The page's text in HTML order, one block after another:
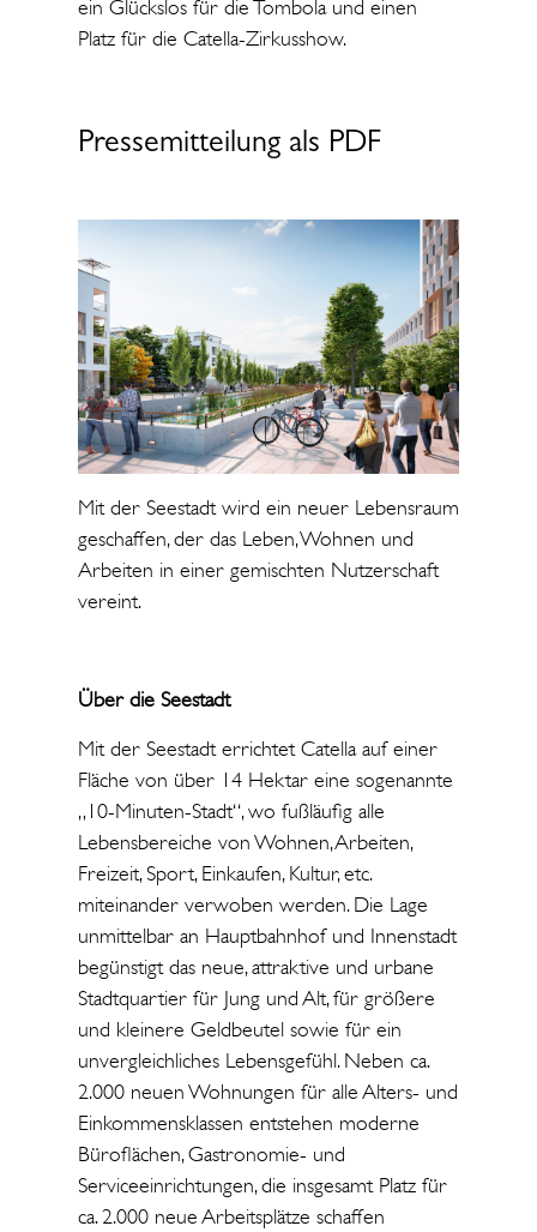
ein Glückslos für die Tombola und einen
Platz für die Catella-Zirkusshow.
Pressemitteilung als PDF
Mit der Seestadt wird ein neuer Lebensraum
geschaffen, der das Leben, Wohnen und
Arbeiten in einer gemischten Nutzerschaft
vereint.
Über die Seestadt
Mit der Seestadt errichtet Catella auf einer
Fläche von über 14 Hektar eine sogenannte
„10-Minuten-Stadt“, wo fußläufig alle
Lebensbereiche von Wohnen, Arbeiten,
Freizeit, Sport, Einkaufen, Kultur, etc.
miteinander verwoben werden. Die Lage
unmittelbar an Hauptbahnhof und Innenstadt
begünstigt das neue, attraktive und urbane
Stadtquartier für Jung und Alt, für größere
und kleinere Geldbeutel sowie für ein
unvergleichliches Lebensgefühl. Neben ca.
2.000 neuen Wohnungen für alle Alters- und
Einkommensklassen entstehen moderne
Büroflächen, Gastronomie- und
Serviceeinrichtungen, die insgesamt Platz für
ca. 2.000 neue Arbeitsplätze schaffen